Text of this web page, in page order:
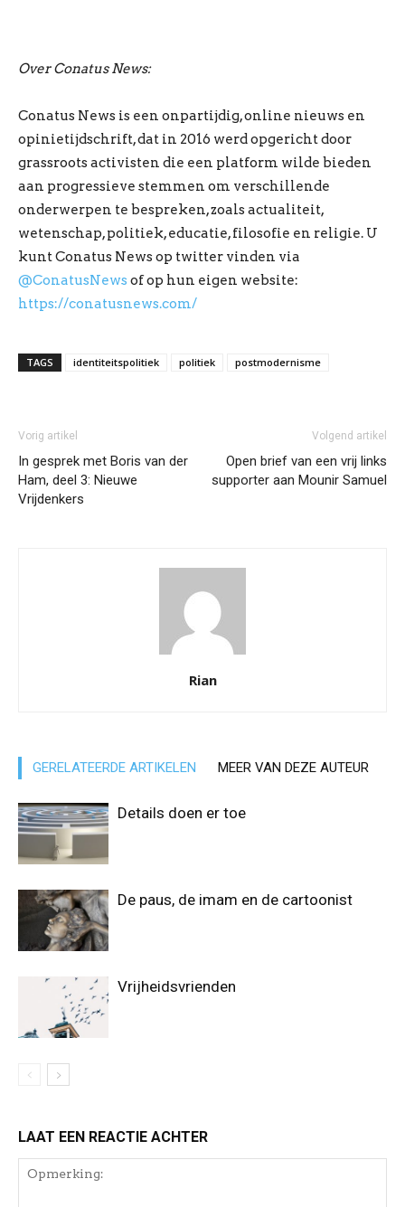
Over Conatus News:
Conatus News is een onpartijdig, online nieuws en
opinietijdschrift, dat in 2016 werd opgericht door
grassroots activisten die een platform wilde bieden
aan progressieve stemmen om verschillende
onderwerpen te bespreken, zoals actualiteit,
wetenschap, politiek, educatie, filosofie en religie. U
kunt Conatus News op twitter vinden via
@ConatusNews of op hun eigen website:
https://conatusnews.com/
TAGS identiteitspolitiek politiek postmodernisme
Vorig artikel
In gesprek met Boris van der
Ham, deel 3: Nieuwe
Vrijdenkers
Volgend artikel
Open brief van een vrij links
supporter aan Mounir Samuel
Rian
GERELATEERDE ARTIKELEN MEER VAN DEZE AUTEUR
Details doen er toe
De paus, de imam en de cartoonist
Vrijheidsvrienden
LAAT EEN REACTIE ACHTER